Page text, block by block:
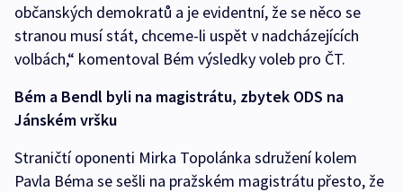
občanských demokratů a je evidentní, že se něco se
stranou musí stát, chceme-li uspět v nadcházejících
volbách,“ komentoval Bém výsledky voleb pro ČT.
Bém a Bendl byli na magistrátu, zbytek ODS na
Jánském vršku
Straničtí oponenti Mirka Topolánka sdružení kolem
Pavla Béma se sešli na pražském magistrátu přesto, že